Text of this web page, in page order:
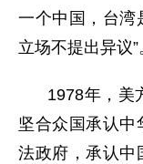
一个中国，台湾
立场不提出异议”
1978年，美
坚合众国承认中
法政府，承认中